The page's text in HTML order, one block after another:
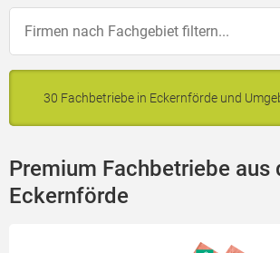
30 Fachbetriebe in Eckernförde und
Premium Fachbetriebe aus
Eckernförde